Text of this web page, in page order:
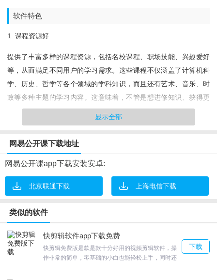
软件特色
1. 课程资源好
提供了丰富多样的课程资源，包括名校课程、职场技能、兴趣爱好
等，从而满足不同用户的学习需求。这些课程不仅涵盖了计算机科
学、历史、哲学等各个领域的学科知识，而且还有艺术、音乐、时
政等多种主题的学习内容。这意味着，不管是想进修知识、获得更
多的职场技能、还是追求艺术的追求者，都可以在网易公开课中找
到自己所需的优质课程资源。
2. 翻译实力强
为了提供更好的学习体验，网易公开课对外语课程进行了优秀的翻
译服务，通过配备一流的翻译团队，将外语课程翻译成流利、易懂
的汉语。这也为无法听懂英语的学生提供了帮助，让他们能够舒适
地同步学习这些名校课程。
致力于为学习者提供最佳的学习体验，从而提高学习质量。首先，
该软件的使用非常方便，用户能够非常快速地寻找到自己感兴趣的
显示全部
网易公开课下载地址
网易公开课app下载安装安卓:
北京联通下载 上海电信下载
类似的软件
快剪辑软件app下载免费
快剪辑免费版是款是款十分好用的视频剪辑软件，操
作非常的简单，零基础的小白也能轻松上手，同时还
下载